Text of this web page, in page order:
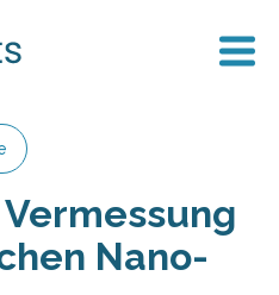
Nano-